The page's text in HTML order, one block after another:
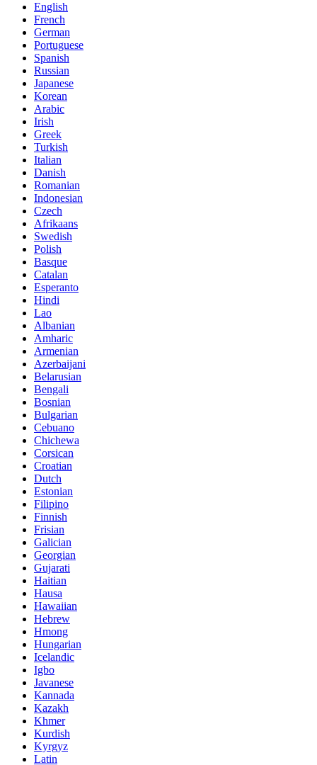
English
French
German
Portuguese
Spanish
Russian
Japanese
Korean
Arabic
Irish
Greek
Turkish
Italian
Danish
Romanian
Indonesian
Czech
Afrikaans
Swedish
Polish
Basque
Catalan
Esperanto
Hindi
Lao
Albanian
Amharic
Armenian
Azerbaijani
Belarusian
Bengali
Bosnian
Bulgarian
Cebuano
Chichewa
Corsican
Croatian
Dutch
Estonian
Filipino
Finnish
Frisian
Galician
Georgian
Gujarati
Haitian
Hausa
Hawaiian
Hebrew
Hmong
Hungarian
Icelandic
Igbo
Javanese
Kannada
Kazakh
Khmer
Kurdish
Kyrgyz
Latin